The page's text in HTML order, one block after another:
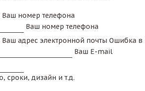
Ваш номер телефона
Ваш номер телефона
Ваш адрес электронной почты Ошибка в
Ваш E-mail
сроки, дизайн и т.д.